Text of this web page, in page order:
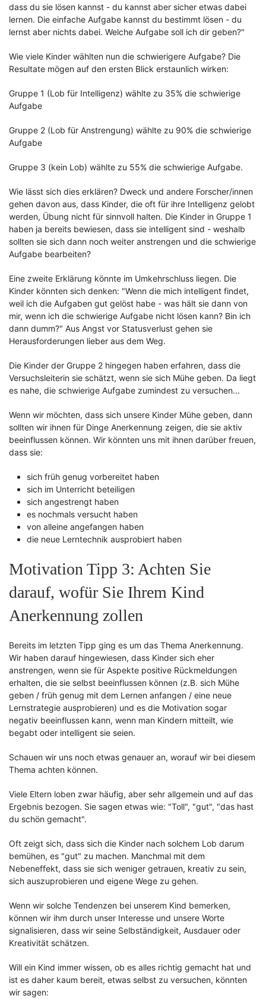
dass du sie lösen kannst - du kannst aber sicher etwas dabei
lernen. Die einfache Aufgabe kannst du bestimmt lösen - du
lernst aber nichts dabei. Welche Aufgabe soll ich dir geben?"
Wie viele Kinder wählten nun die schwierigere Aufgabe? Die
Resultate mögen auf den ersten Blick erstaunlich wirken:
Gruppe 1 (Lob für Intelligenz) wählte zu 35% die schwierige
Aufgabe
Gruppe 2 (Lob für Anstrengung) wählte zu 90% die schwierige
Aufgabe
Gruppe 3 (kein Lob) wählte zu 55% die schwierige Aufgabe.
Wie lässt sich dies erklären? Dweck und andere Forscher/innen
gehen davon aus, dass Kinder, die oft für ihre Intelligenz gelobt
werden, Übung nicht für sinnvoll halten. Die Kinder in Gruppe 1
haben ja bereits bewiesen, dass sie intelligent sind - weshalb
sollten sie sich dann noch weiter anstrengen und die schwierige
Aufgabe bearbeiten?
Eine zweite Erklärung könnte im Umkehrschluss liegen. Die
Kinder könnten sich denken: "Wenn die mich intelligent findet,
weil ich die Aufgaben gut gelöst habe - was hält sie dann von
mir, wenn ich die schwierige Aufgabe nicht lösen kann? Bin ich
dann dumm?" Aus Angst vor Statusverlust gehen sie
Herausforderungen lieber aus dem Weg.
Die Kinder der Gruppe 2 hingegen haben erfahren, dass die
Versuchsleiterin sie schätzt, wenn sie sich Mühe geben. Da liegt
es nahe, die schwierige Aufgabe zumindest zu versuchen...
Wenn wir möchten, dass sich unsere Kinder Mühe geben, dann
sollten wir ihnen für Dinge Anerkennung zeigen, die sie aktiv
beeinflussen können. Wir könnten uns mit ihnen darüber freuen,
dass sie:
sich früh genug vorbereitet haben
sich im Unterricht beteiligen
sich angestrengt haben
es nochmals versucht haben
von alleine angefangen haben
die neue Lerntechnik ausprobiert haben
Motivation Tipp 3: Achten Sie
darauf, wofür Sie Ihrem Kind
Anerkennung zollen
Bereits im letzten Tipp ging es um das Thema Anerkennung.
Wir haben darauf hingewiesen, dass Kinder sich eher
anstrengen, wenn sie für Aspekte positive Rückmeldungen
erhalten, die sie selbst beeinflussen können (z.B. sich Mühe
geben / früh genug mit dem Lernen anfangen / eine neue
Lernstrategie ausprobieren) und es die Motivation sogar
negativ beeinflussen kann, wenn man Kindern mitteilt, wie
begabt oder intelligent sie seien.
Schauen wir uns noch etwas genauer an, worauf wir bei diesem
Thema achten können.
Viele Eltern loben zwar häufig, aber sehr allgemein und auf das
Ergebnis bezogen. Sie sagen etwas wie: "Toll", "gut", "das hast
du schön gemacht".
Oft zeigt sich, dass sich die Kinder nach solchem Lob darum
bemühen, es "gut" zu machen. Manchmal mit dem
Nebeneffekt, dass sie sich weniger getrauen, kreativ zu sein,
sich auszuprobieren und eigene Wege zu gehen.
Wenn wir solche Tendenzen bei unserem Kind bemerken,
können wir ihm durch unser Interesse und unsere Worte
signalisieren, dass wir seine Selbständigkeit, Ausdauer oder
Kreativität schätzen.
Will ein Kind immer wissen, ob es alles richtig gemacht hat und
ist es daher kaum bereit, etwas selbst zu versuchen, könnten
wir sagen: